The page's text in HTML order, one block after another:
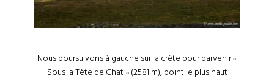
Nous poursuivons à gauche sur la crête pour parvenir «
Sous la Tête de Chat » (2581 m), point le plus haut